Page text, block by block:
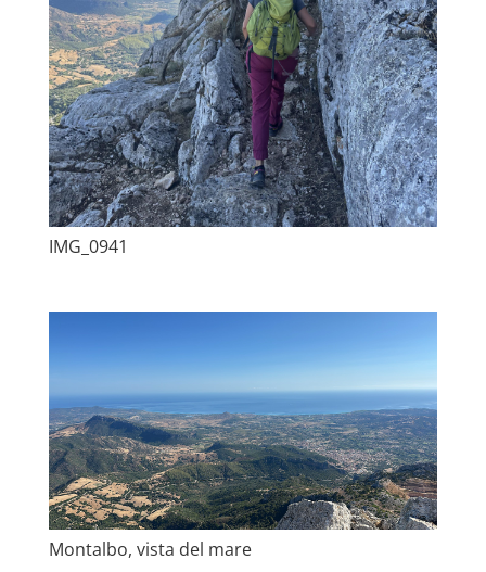
IMG_0941
Montalbo, vista del mare